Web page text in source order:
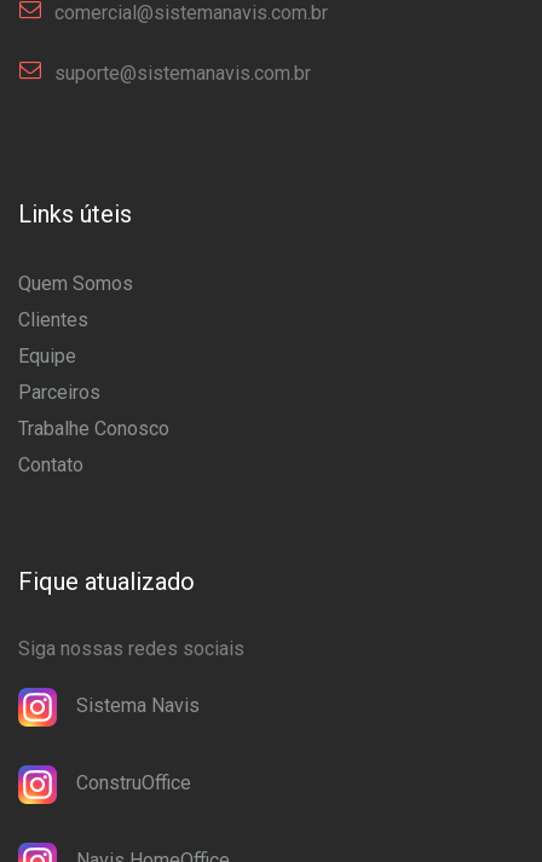
comercial@sistemanavis.com.br
suporte@sistemanavis.com.br
Links úteis
Quem Somos
Clientes
Equipe
Parceiros
Trabalhe Conosco
Contato
Fique atualizado
Siga nossas redes sociais
Sistema Navis
ConstruOffice